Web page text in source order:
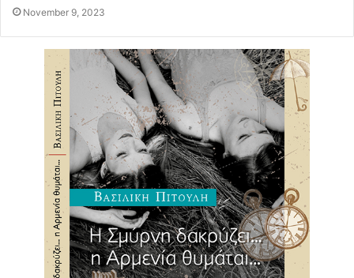
Αρωγός της ανάπτυξης του προγράμματος
Κομποστοποίησης Οργανικών και Κλαδεμάτων, το οποίο
υλοποιείται από τους μικρούς μαθητές και τους
εκπαιδευτικούς του 1ου δημοτικού, με την επιμέλεια της
κας Χριστίνας Ρίγου και τη συνεργασία ενεργών πολιτών
ειδικευμένων στη διαδικασία κομποστοποίησης στο 1ο
Δημοτικό είναι και ένας κλαδοθρυμματιστής. Τον
παρέδωσε στην έναρξη του προγράμματος η υπηρεσία
πρασίνου στους μαθητές του σχολείου, ώστε να
υλοποιούν αποτελεσματικότερα τη διαδικασία της
κομποστοποίησης.
November 9, 2023